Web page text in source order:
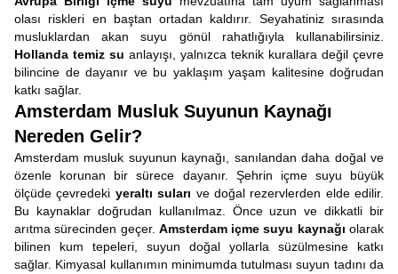
olası riskleri en baştan ortadan kaldırır. Seyahatiniz sırasında
musluklardan akan suyu gönül rahatlığıyla kullanabilirsiniz.
Hollanda temiz su anlayışı, yalnızca teknik kurallara değil çevre
bilincine de dayanır ve bu yaklaşım yaşam kalitesine doğrudan
katkı sağlar.
Amsterdam Musluk Suyunun Kaynağı
Nereden Gelir?
Amsterdam musluk suyunun kaynağı, sanılandan daha doğal ve
özenle korunan bir sürece dayanır. Şehrin içme suyu büyük
ölçüde çevredeki yeraltı suları ve doğal rezervlerden elde edilir.
Bu kaynaklar doğrudan kullanılmaz. Önce uzun ve dikkatli bir
arıtma sürecinden geçer. Amsterdam içme suyu kaynağı olarak
bilinen kum tepeleri, suyun doğal yollarla süzülmesine katkı
sağlar. Kimyasal kullanımın minimumda tutulması suyun tadını da